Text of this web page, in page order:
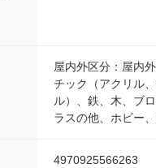
屋内外区分：屋内
チック（アクリル
ル）、鉄、木、ブ
ラスの他、ホビー
4970925566263